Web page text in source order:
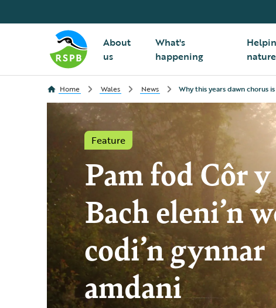
About
us
What's
happening
nature
Home Wales News Why this years dawn chorus
Feature
Pam fod Côr
Bach eleni’n
codi’n gynnar
amdani